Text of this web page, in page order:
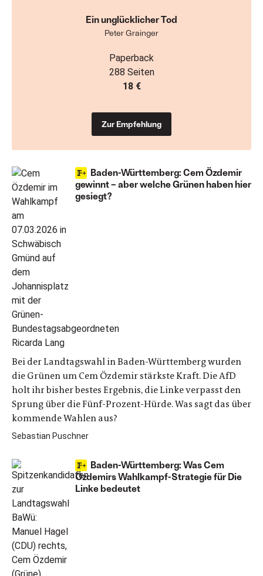
Baden-Württemberg: Cem Özdemir
gewinnt – aber welche Grünen haben hier
gesiegt?
Bei der Landtagswahl in Baden-Württemberg wurden
die Grünen um Cem Özdemir stärkste Kraft. Die AfD
holt ihr bisher bestes Ergebnis, die Linke verpasst den
Sprung über die Fünf-Prozent-Hürde. Was sagt das über
kommende Wahlen aus?
Sebastian Puschner
Baden-Württemberg: Was Cem
Özdemirs Wahlkampf-Strategie für Die
Linke bedeutet
Ein unglücklicher Tod
Peter Grainger
Paperback
288 Seiten
18 €
Zur Empfehlung